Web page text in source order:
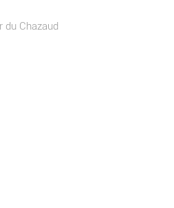
du Chazaud